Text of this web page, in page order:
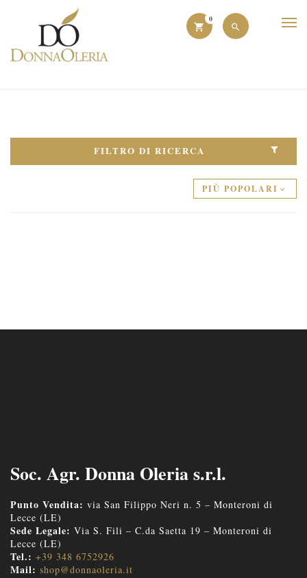
0
FILTRO DI RICERCA
PIÙ POPOLARI
Soc. Agr. Donna Oleria s.r.l.
Punto Vendita: via San Filippo Neri n. 5 – Monteroni di
Lecce (LE)
Sede Legale: Via S. Fili – C.da Saetta 19 – Monteroni di
Lecce (LE)
Tel.: +39 348 6752926
Mail: shop@donnaoleria.it